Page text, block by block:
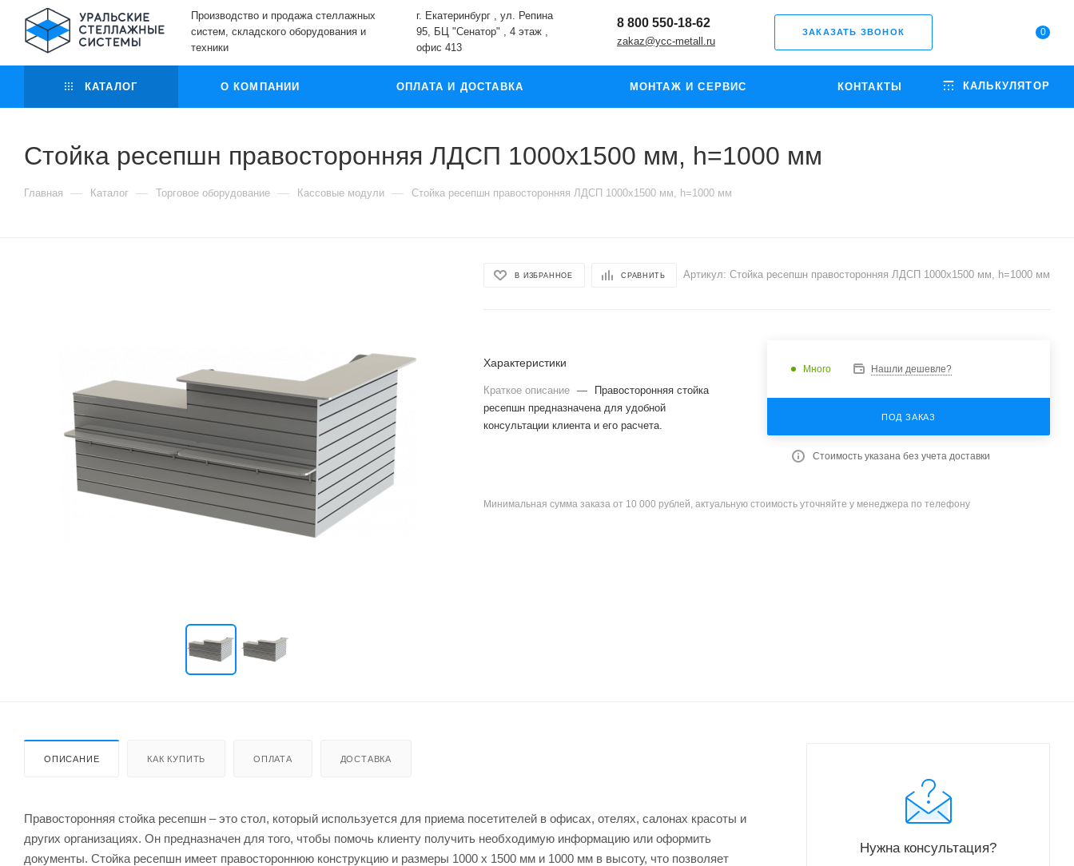
Производство и продажа стеллажных
систем, складского оборудования и
техники
г. Екатеринбург , ул. Репина
95, БЦ "Сенатор" , 4 этаж ,
офис 413
8 800 550-18-62
zakaz@ycc-metall.ru
ЗАКАЗАТЬ ЗВОНОК 0
КАТАЛОГ О КОМПАНИИ ОПЛАТА И ДОСТАВКА МОНТАЖ И СЕРВИС КОНТАКТЫ КАЛЬКУЛЯТОР
Стойка ресепшн правосторонняя ЛДСП 1000x1500 мм, h=1000 мм
Главная — Каталог — Торговое оборудование — Кассовые модули — Стойка ресепшн правосторонняя ЛДСП 1000x1500 мм, h=1000 мм
В ИЗБРАННОЕ СРАВНИТЬ Артикул: Стойка ресепшн правосторонняя ЛДСП 1000x1500 мм, h=1000 мм
Характеристики
Краткое описание —
Правосторонняя стойка
ресепшн предназначена для удобной
консультации клиента и его расчета.
Много Нашли дешевле?
ПОД ЗАКАЗ
Стоимость указана без учета доставки
Минимальная сумма заказа от 10 000 рублей, актуальную стоимость уточняйте у менеджера по телефону
ОПИСАНИЕ КАК КУПИТЬ ОПЛАТА ДОСТАВКА
Правосторонняя стойка ресепшн – это стол, который используется для приема посетителей в офисах, отелях, салонах красоты и
других организациях. Он предназначен для того, чтобы помочь клиенту получить необходимую информацию или оформить
документы. Стойка ресепшн имеет правостороннюю конструкцию и размеры 1000 x 1500 мм и 1000 мм в высоту, что позволяет
Нужна консультация?